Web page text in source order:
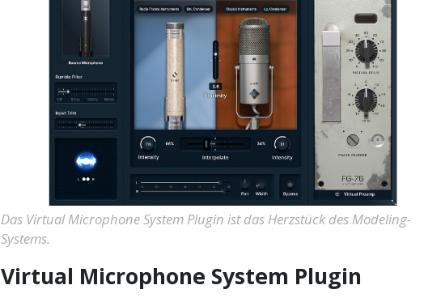
Das Virtual Microphone System Plugin ist das Herzstück des Modeling-
Systems.
Virtual Microphone System Plugin